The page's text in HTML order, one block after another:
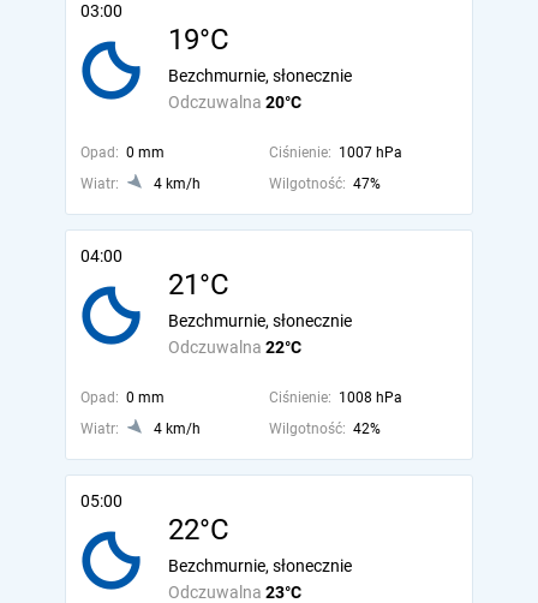
03:00
19°C
Odczuwalna 20°C
Bezchmurnie, słonecznie
Opad: 0 mm Ciśnienie: 1007 hPa
Wiatr:
4 km/h Wilgotność: 47%
04:00
21°C
Odczuwalna 22°C
Bezchmurnie, słonecznie
Opad: 0 mm Ciśnienie: 1008 hPa
Wiatr:
4 km/h Wilgotność: 42%
05:00
22°C
Odczuwalna 23°C
Bezchmurnie, słonecznie